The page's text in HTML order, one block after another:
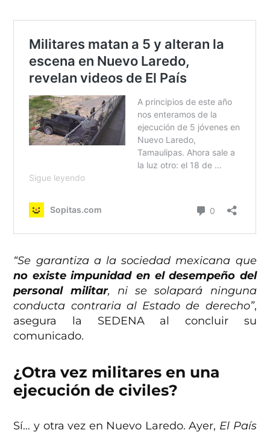
“Se garantiza a la sociedad mexicana que
no existe impunidad en el desempeño del
personal militar, ni se solapará ninguna
conducta contraria al Estado de derecho”,
asegura la SEDENA al concluir su
comunicado.
¿Otra vez militares en una
ejecución de civiles?
Sí… y otra vez en Nuevo Laredo. Ayer, El País